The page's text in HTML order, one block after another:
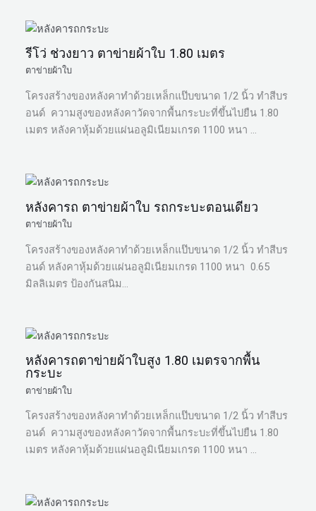
รีโว่ ช่วงยาว ตาข่ายผ้าใบ 1.80 เมตร
ตาข่ายผ้าใบ
โครงสร้างของหลังคาทำด้วยเหล็กแป๊บขนาด 1/2 นิ้ว ทำสีบร
อนด์ ความสูงของหลังคาวัดจากพื้นกระบะที่ขึ้นไปยืน 1.80
เมตร หลังคาหุ้มด้วยแผ่นอลูมิเนียมเกรด 1100 หนา …
หลังคารถ ตาข่ายผ้าใบ รถกระบะตอนเดียว
ตาข่ายผ้าใบ
โครงสร้างของหลังคาทำด้วยเหล็กแป๊บขนาด 1/2 นิ้ว ทำสีบร
อนด์ หลังคาหุ้มด้วยแผ่นอลูมิเนียมเกรด 1100 หนา 0.65
มิลลิเมตร ป้องกันสนิม…
หลังคารถตาข่ายผ้าใบสูง 1.80 เมตรจากพื้น
กระบะ
ตาข่ายผ้าใบ
โครงสร้างของหลังคาทำด้วยเหล็กแป๊บขนาด 1/2 นิ้ว ทำสีบร
อนด์ ความสูงของหลังคาวัดจากพื้นกระบะที่ขึ้นไปยืน 1.80
เมตร หลังคาหุ้มด้วยแผ่นอลูมิเนียมเกรด 1100 หนา …